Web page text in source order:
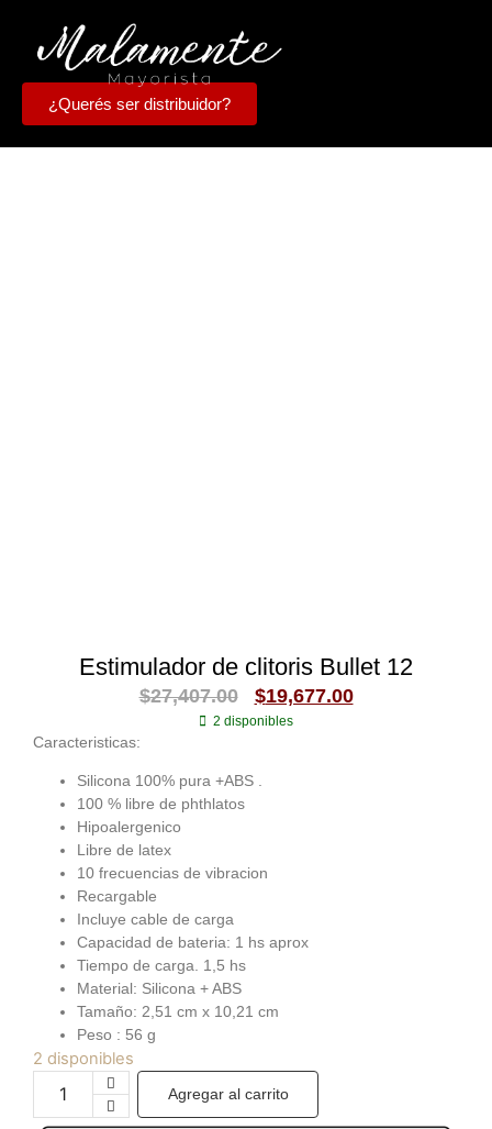
¿Querés ser distribuidor?
Estimulador de clitoris Bullet 12
$27,407.00 $19,677.00
2 disponibles
Caracteristicas:
Silicona 100% pura +ABS .
100 % libre de phthlatos
Hipoalergenico
Libre de latex
10 frecuencias de vibracion
Recargable
Incluye cable de carga
Capacidad de bateria: 1 hs aprox
Tiempo de carga. 1,5 hs
Material: Silicona + ABS
Tamaño: 2,51 cm x 10,21 cm
Peso : 56 g
2 disponibles
Agregar al carrito